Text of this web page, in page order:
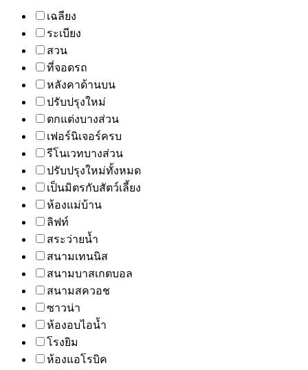
เฉลียง
ระเบียง
สวน
ที่จอดรถ
หลังคาด้านบน
ปรับปรุงใหม่
ตกแต่งบางส่วน
เฟอร์นิเจอร์ครบ
รีโนเวทบางส่วน
ปรับปรุงใหม่ทั้งหมด
เป็นมิตรกับสัตว์เลี้ยง
ห้องแม่บ้าน
ลิฟท์
สระว่ายน้ำ
สนามเทนนิส
สนามบาสเกตบอล
สนามสควอช
ซาวน่า
ห้องอบไอน้ำ
โรงยิม
ห้องแอโรบิค